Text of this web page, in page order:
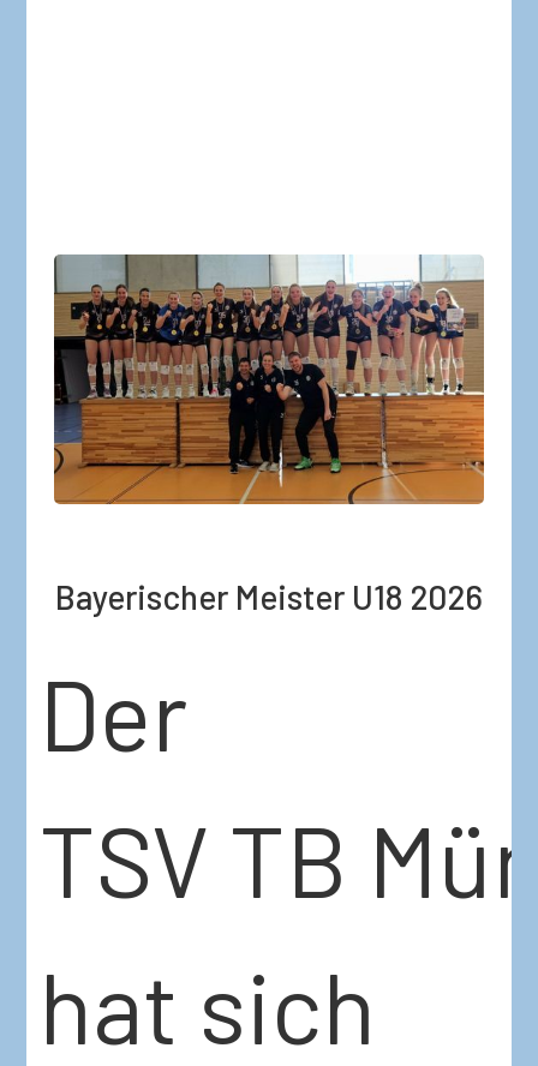
Bayerischer Meister U18 2026
Der
TSV TB
hat sich